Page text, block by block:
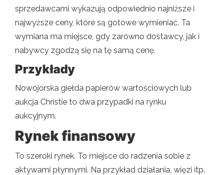
sprzedawcami wykazują odpowiednio najniższe i
najwyższe ceny, które są gotowe wymieniać. Ta
wymiana ma miejsce, gdy zarówno dostawcy, jak i
nabywcy zgodzą się na tę samą cenę.
Przykłady
Nowojorska giełda papierów wartościowych lub
aukcja Christie to dwa przypadki na rynku
aukcyjnym.
Rynek finansowy
To szeroki rynek. To miejsce do radzenia sobie z
aktywami płynnymi. Na przykład działania, więzi itp.